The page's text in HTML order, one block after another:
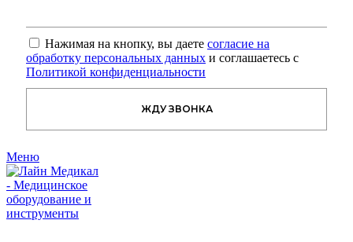
Нажимая на кнопку, вы даете согласие на
обработку персональных данных и соглашаетесь с
Политикой конфиденциальности
ЖДУ ЗВОНКА
Меню